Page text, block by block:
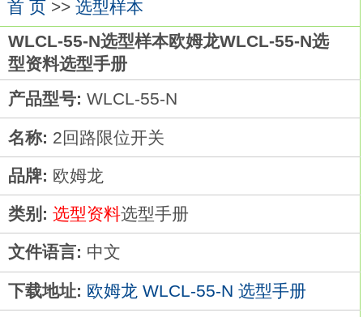
首 页>> 选型样本
WLCL-55-N选型样本欧姆龙WLCL-55-N选
型资料选型手册
产品型号: WLCL-55-N
名称: 2回路限位开关
品牌: 欧姆龙
类别: 选型资料选型手册
文件语言: 中文
下载地址: 欧姆龙 WLCL-55-N 选型手册